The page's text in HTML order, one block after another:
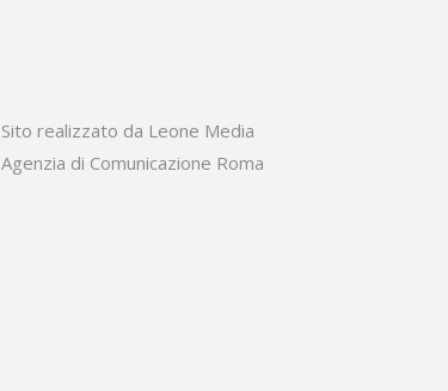
Sito realizzato da Leone Media
Agenzia di Comunicazione Roma